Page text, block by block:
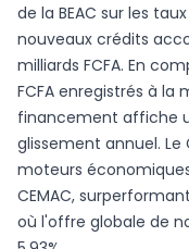
de la BEAC sur les
nouveaux crédits
milliards FCFA. En
FCFA enregistrés à
financement affiche
glissement annuel. Le
moteurs
CEMAC,
où l'offre globale de